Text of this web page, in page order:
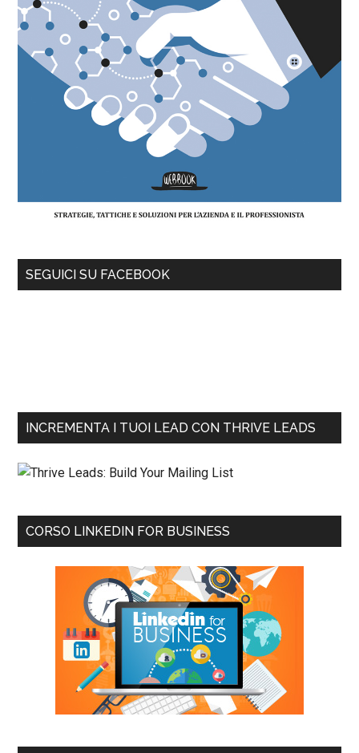
SEGUICI SU FACEBOOK
INCREMENTA I TUOI LEAD CON THRIVE LEADS
CORSO LINKEDIN FOR BUSINESS